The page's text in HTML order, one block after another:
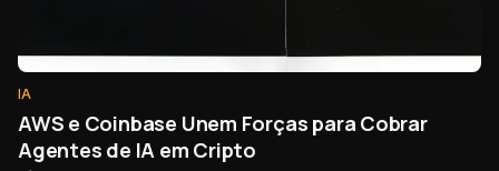
IA
AWS e Coinbase Unem Forças para Cobrar
Agentes de IA em Cripto